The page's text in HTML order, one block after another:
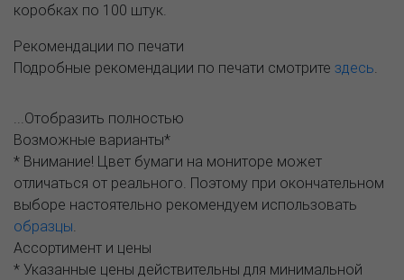
коробках по 100 штук.
Рекомендации по печати
Подробные рекомендации по печати смотрите здесь
...Отобразить полностью
Возможные варианты*
* Внимание! Цвет бумаги на мониторе может
отличаться от реального. Поэтому при окончательном
выборе настоятельно рекомендуем использовать
образцы
Ассортимент и цены
* Указанные цены действительны для минимальной